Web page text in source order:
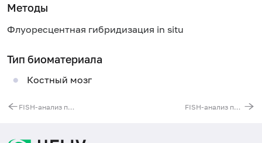
Методы
Флуоресцентная гибридизация in situ
Тип биоматериала
Костный мозг
FISH-анализ перестроек BCL2 гена (t(14;18)(q32;q21)t(2;18)(p11;q21)t(18;22)(q21;q11)) FISH-анализ перестроек MLL-гена